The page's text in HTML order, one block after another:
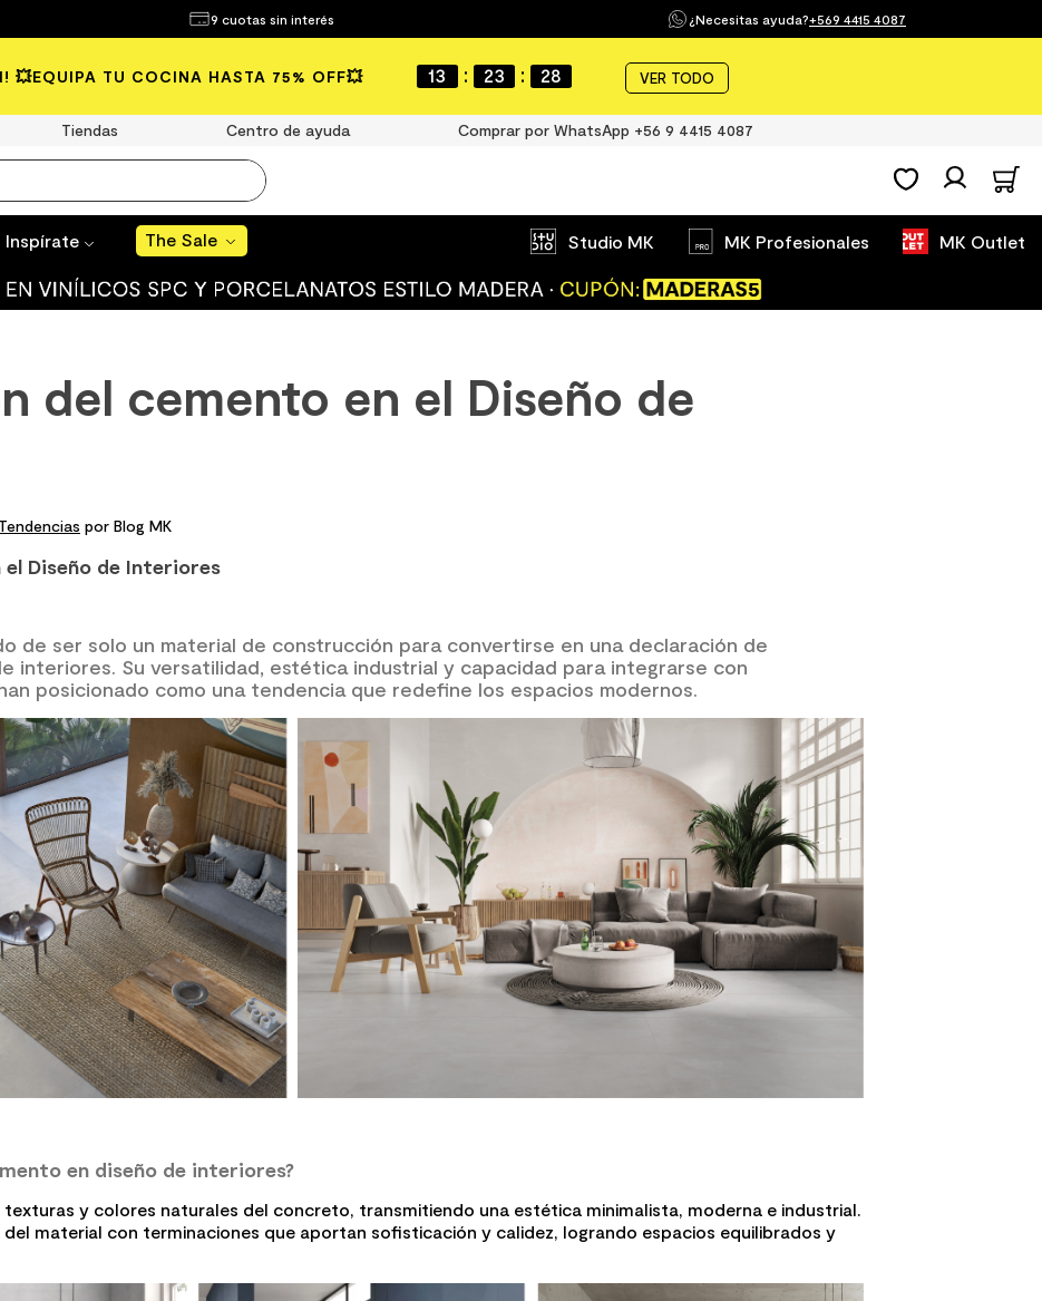
9 cuotas sin interés ¿Necesitas ayuda?+569 4415 4087
💥EQUIPA TU COCINA HASTA 75% OFF💥 13 : 23 : 26 VER TODO
Tiendas Centro de ayuda Comprar por WhatsApp +56 9 4415 4087
Inspírate The Sale Studio MK MK Profesionales MK Outlet
The Sale
¿Qué estás buscando?
MÁS BUSCADOS
baño
muro
mate
del cemento en el Diseño de
Tendencias por Blog MK
Diseño de Interiores
de ser solo un material de construcción para convertirse en una declaración de
interiores. Su versatilidad, estética industrial y capacidad para integrarse con
posicionado como una tendencia que redefine los espacios modernos.
en diseño de interiores?
texturas y colores naturales del concreto, transmitiendo una estética minimalista, moderna e industrial.
material con terminaciones que aportan sofisticación y calidez, logrando espacios equilibrados y